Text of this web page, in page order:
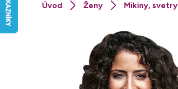
Ženy Mikiny, svetry